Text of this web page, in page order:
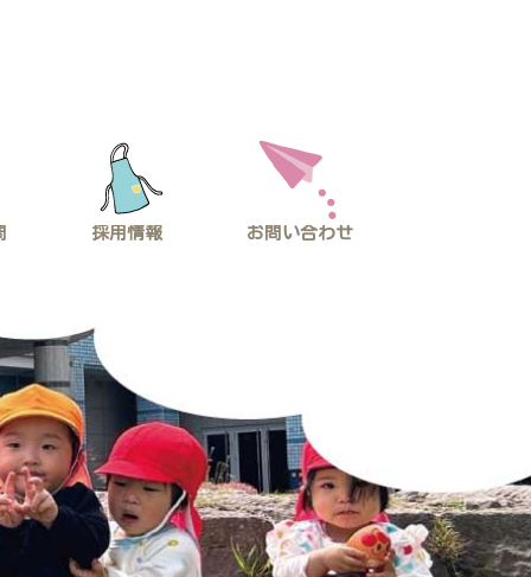
採用情報 お問い合わせ